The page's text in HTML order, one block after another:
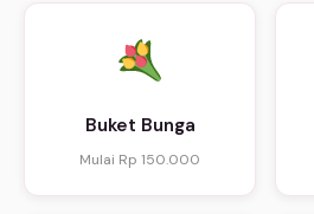
Buket Bunga
Mulai Rp 150.000